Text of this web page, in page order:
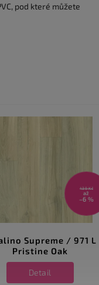
pod které můžete
439 Kč
až
–6 %
Supreme / 971 L
Pristine Oak
Detail